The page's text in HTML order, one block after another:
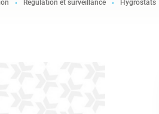
Régulation et surveillance Hygrostats